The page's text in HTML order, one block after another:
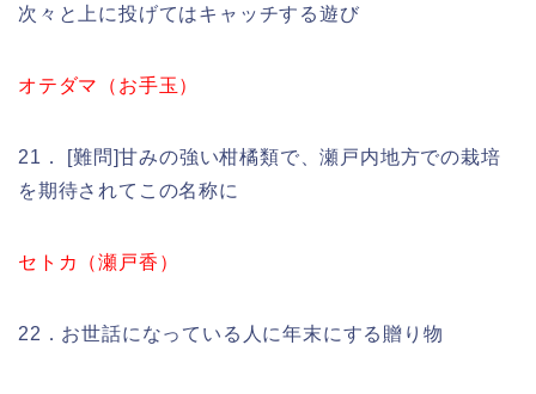
次々と上に投げてはキャッチする遊び
オテダマ（お手玉）
21． [難問]甘みの強い柑橘類で、瀬戸内地方での栽培
を期待されてこの名称に
セトカ（瀬戸香）
22．お世話になっている人に年末にする贈り物